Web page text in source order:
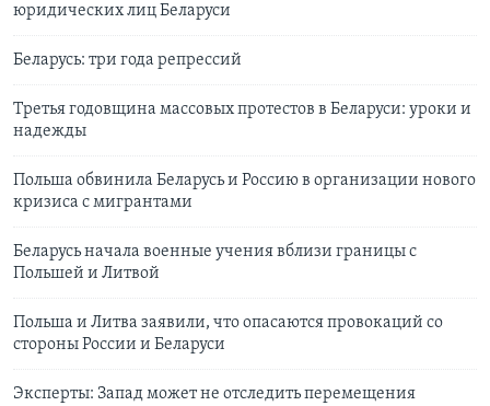
юридических лиц Беларуси
Беларусь: три года репрессий
Третья годовщина массовых протестов в Беларуси: уроки и
надежды
Польша обвинила Беларусь и Россию в организации нового
кризиса с мигрантами
Беларусь начала военные учения вблизи границы с
Польшей и Литвой
Польша и Литва заявили, что опасаются провокаций со
стороны России и Беларуси
Эксперты: Запад может не отследить перемещения